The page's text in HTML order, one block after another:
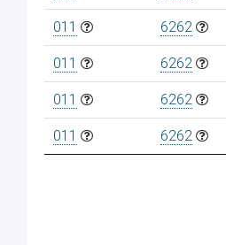
011 6262
011 6262
011 6262
011 6262